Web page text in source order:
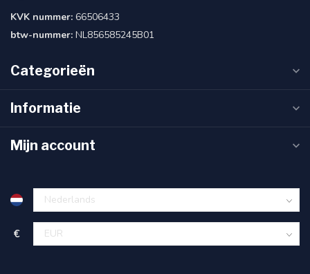
KVK nummer: 66506433
btw-nummer: NL856585245B01
Categorieën
Informatie
Mijn account
€